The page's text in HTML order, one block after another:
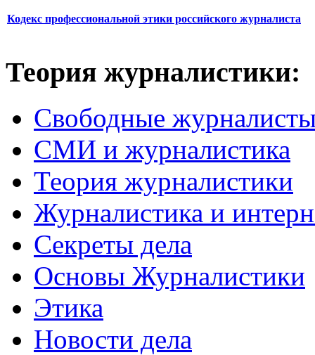
Кодекс профессиональной этики российского журналиста
Теория журналистики:
Свободные
СМИ и журналистика
Теория журналистики
Журналистика и
Секреты дела
Основы Журналистики
Этика
Новости дела